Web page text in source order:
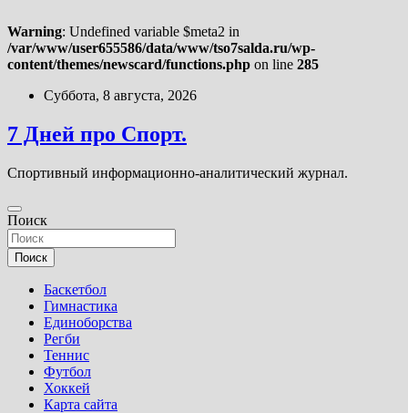
Warning: Undefined variable $meta2 in
/var/www/user655586/data/www/tso7salda.ru/wp-
content/themes/newscard/functions.php on line 285
Перейти
содержимому
Суббота, 8 августа, 2026
7 Дней про Спорт.
Спортивный информационно-аналитический журнал.
Поиск
Поиск
Баскетбол
Гимнастика
Единоборства
Регби
Теннис
Футбол
Хоккей
Карта сайта